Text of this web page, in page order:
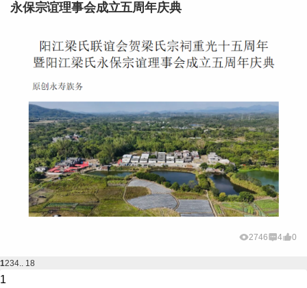
永保宗谊理事会成立五周年庆典
2746 4 0
1234.. 18